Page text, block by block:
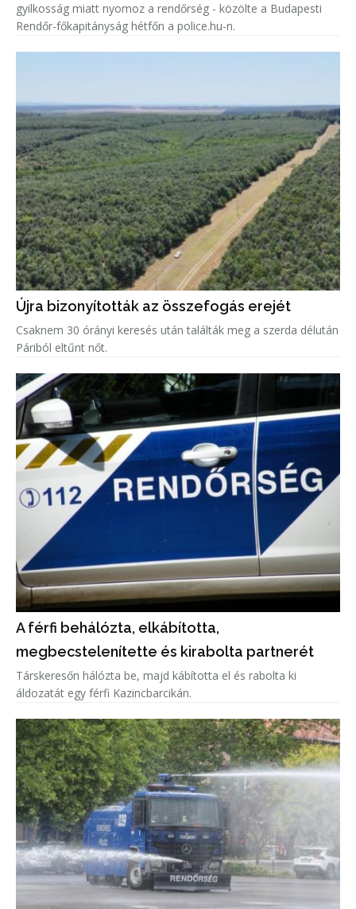
gyilkosság miatt nyomoz a rendőrség - közölte a Budapesti
Rendőr-főkapitányság hétfőn a police.hu-n.
Újra bizonyították az összefogás erejét
Csaknem 30 órányi keresés után találták meg a szerda délután
Páriból eltűnt nőt.
A férfi behálózta, elkábította,
megbecstelenítette és kirabolta partnerét
Társkeresőn hálózta be, majd kábította el és rabolta ki
áldozatát egy férfi Kazincbarcikán.